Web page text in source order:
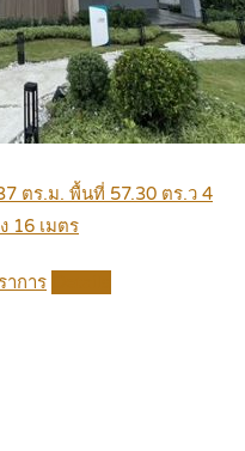
ตร.ม. พื้นที่ 57.30 ตร.ว 4
16 เมตร
าการ